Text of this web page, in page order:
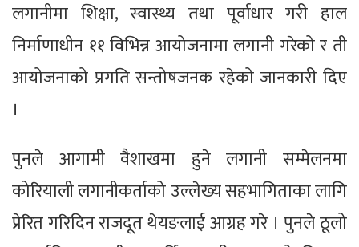
लगानीमा शिक्षा, स्वास्थ्य तथा पूर्वाधार गरी हाल
निर्माणाधीन ११ विभिन्न आयोजनामा लगानी गरेको र ती
आयोजनाको प्रगति सन्तोषजनक रहेको जानकारी दिए
।
पुनले आगामी वैशाखमा हुने लगानी सम्मेलनमा
कोरियाली लगानीकर्ताको उल्लेख्य सहभागिताका लागि
प्रेरित गरिदिन राजदूत थेयङलाई आग्रह गरे । पुनले ठूलो